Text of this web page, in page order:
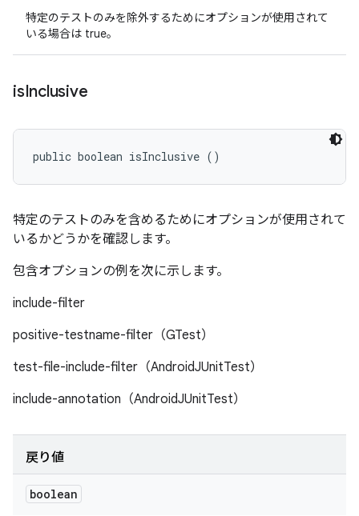
特定のテストのみを除外するためにオプションが使用されて
いる場合は true。
isInclusive
public boolean isInclusive ()
特定のテストのみを含めるためにオプションが使用されて
いるかどうかを確認します。
包含オプションの例を次に示します。
include-filter
positive-testname-filter（GTest）
test-file-include-filter（AndroidJUnitTest）
include-annotation（AndroidJUnitTest）
戻り値
boolean